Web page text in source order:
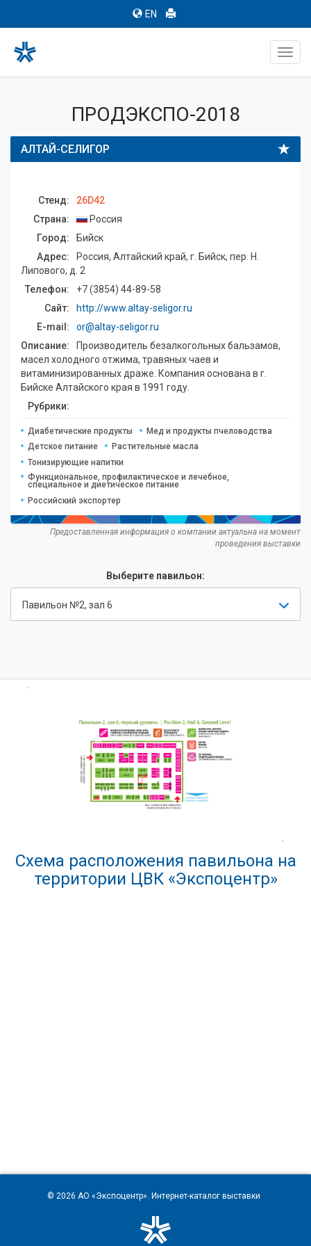
EN
ПРОДЭКСПО-2018
АЛТАЙ-СЕЛИГОР
Стенд:
26D42
Страна:
Россия
Город:
Бийск
Адрес:
Россия, Алтайский край, г. Бийск, пер. Н.
Липового, д. 2
Телефон:
+7 (3854) 44-89-58
Сайт:
http://www.altay-seligor.ru
E-mail:
or@altay-seligor.ru
Описание:
Производитель безалкогольных бальзамов,
масел холодного отжима, травяных чаев и
витаминизированных драже. Компания основана в г.
Бийске Алтайского края в 1991 году.
Рубрики:
Диабетические продукты
Мед и продукты пчеловодства
Детское питание
Растительные масла
Тонизирующие напитки
Функциональное, профилактическое и лечебное,
специальное и диетическое питание
Российский экспортер
Предоставленная информация о компании актуальна на момент
проведения выставки
Выберите павильон:
Павильон №2, зал 6
Схема расположения павильона на
территории ЦВК «Экспоцентр»
© 2026 АО «Экспоцентр». Интернет-каталог выставки